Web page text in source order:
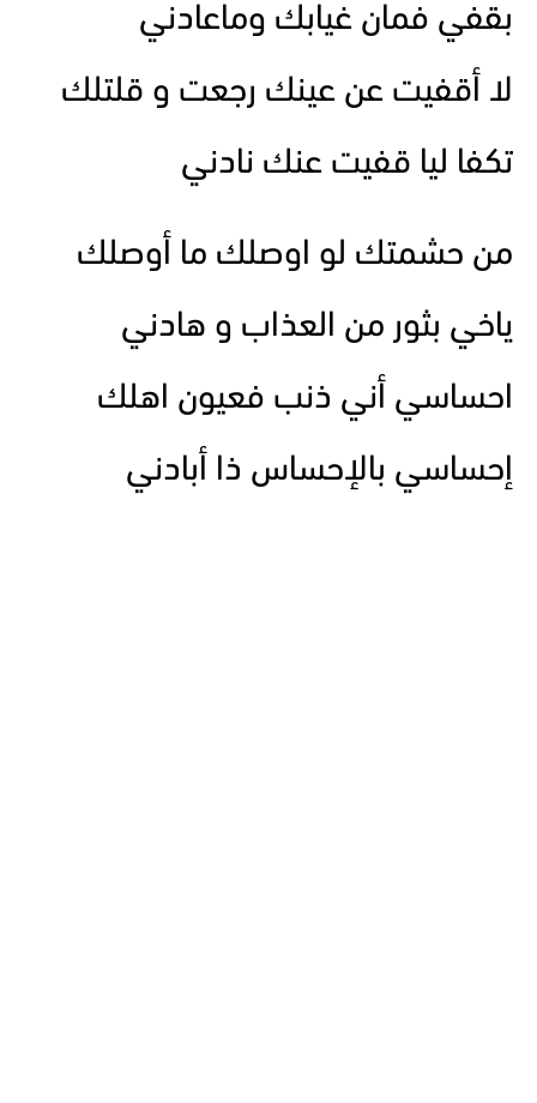
بقفي فمان غيابك وماعادني
لا أقفيت عن عينك رجعت و قلتلك
تكفا ليا قفيت عنك نادني
من حشمتك لو اوصلك ما أوصلك
ياخي بثور من العذاب و هادني
احساسي أني ذنب فعيون اهلك
إحساسي بالإحساس ذا أبادني